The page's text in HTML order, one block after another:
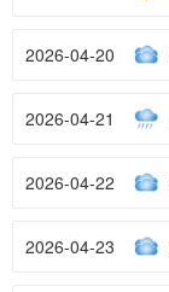
2026-04-20
2026-04-21
2026-04-22
2026-04-23